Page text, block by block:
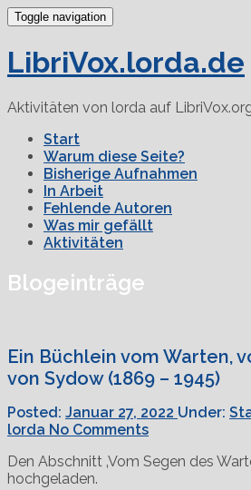
Toggle navigation
LibriVox.lorda.de
Aktivitäten von lorda auf
Start
Warum diese Seite?
Bisherige Aufnahmen
In Arbeit
Fehlende Autoren
Was mir gefällt
Aktivitäten
Blogeinträge
Ein Büchlein vom Warten,
von Sydow (1869 – 1945)
Posted: Januar 27, 2022 Under:
lorda No Comments
Den Abschnitt ‚Vom Segen des
hochgeladen.